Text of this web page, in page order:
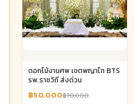
ดอกไม้งานศพ เขตพญาไท BTS
รพ.ราชวิถี ส่งด่วน
฿50,000฿70,000